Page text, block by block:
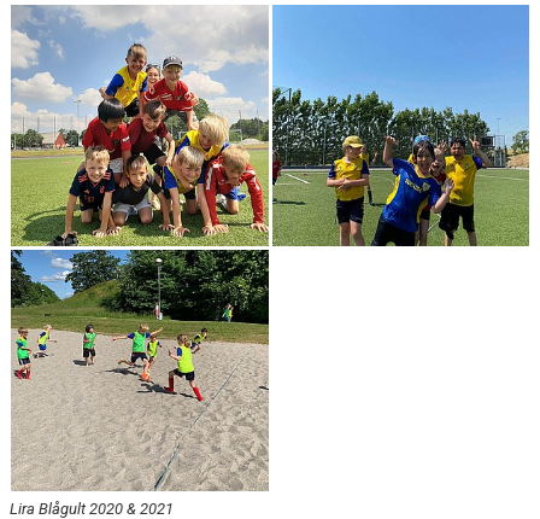
MEDLEMSKAP
KLUBBSHOP
TILL FÖRÄLDRAR
KONTAKT
SPONSORER
Lira Blågult 2020 & 2021